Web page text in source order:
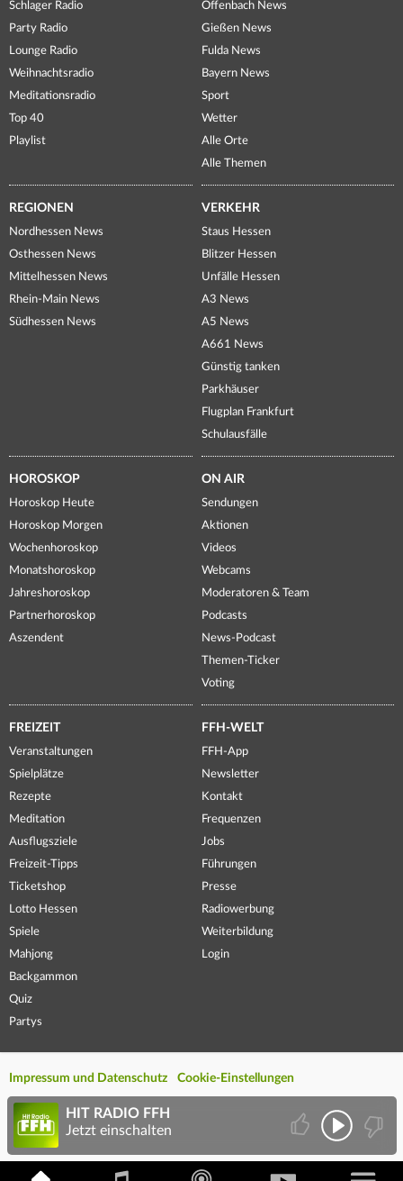
Schlager Radio
Party Radio
Lounge Radio
Weihnachtsradio
Meditationsradio
Top 40
Playlist
Offenbach News
Gießen News
Fulda News
Bayern News
Sport
Wetter
Alle Orte
Alle Themen
REGIONEN
Nordhessen News
Osthessen News
Mittelhessen News
Rhein-Main News
Südhessen News
VERKEHR
Staus Hessen
Blitzer Hessen
Unfälle Hessen
A3 News
A5 News
A661 News
Günstig tanken
Parkhäuser
Flugplan Frankfurt
Schulausfälle
HOROSKOP
Horoskop Heute
Horoskop Morgen
Wochenhoroskop
Monatshoroskop
Jahreshoroskop
Partnerhoroskop
Aszendent
ON AIR
Sendungen
Aktionen
Videos
Webcams
Moderatoren & Team
Podcasts
News-Podcast
Themen-Ticker
Voting
FREIZEIT
Veranstaltungen
Spielplätze
Rezepte
Meditation
Ausflugsziele
Freizeit-Tipps
Ticketshop
Lotto Hessen
Spiele
Mahjong
Backgammon
Quiz
Partys
FFH-WELT
FFH-App
Newsletter
Kontakt
Frequenzen
Jobs
Führungen
Presse
Radiowerbung
Weiterbildung
Login
Impressum und Datenschutz Cookie-Einstellungen
HIT RADIO FFH
Jetzt einschalten